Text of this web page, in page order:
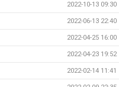
2022-10-13 09:30
2022-06-13 22:40
2022-04-25 16:00
2022-04-23 19:52
2022-02-14 11:41